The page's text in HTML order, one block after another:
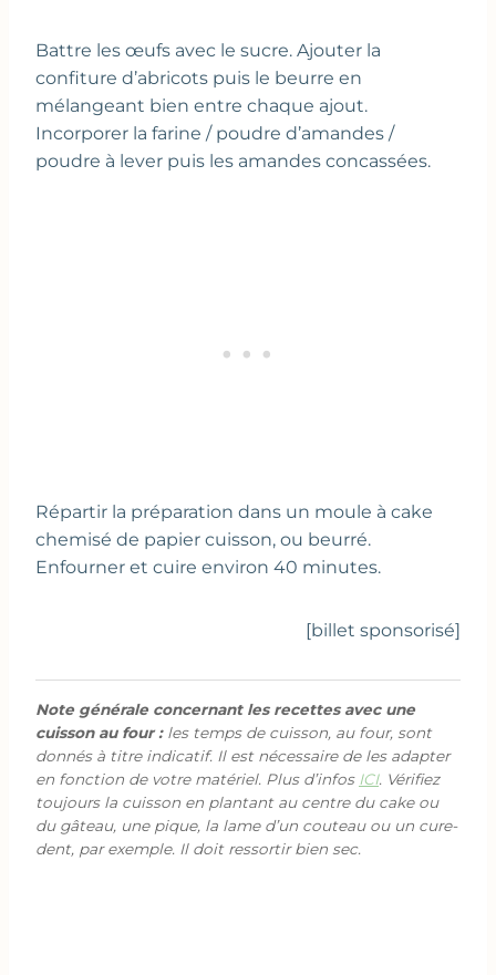
Battre les œufs avec le sucre. Ajouter la
confiture d’abricots puis le beurre en
mélangeant bien entre chaque ajout.
Incorporer la farine / poudre d’amandes /
poudre à lever puis les amandes concassées.
Répartir la préparation dans un moule à cake
chemisé de papier cuisson, ou beurré.
Enfourner et cuire environ 40 minutes.
[billet sponsorisé]
Note générale concernant les recettes avec une
cuisson au four :les temps de cuisson, au four, sont
donnés à titre indicatif. Il est nécessaire de les adapter
en fonction de votre matériel. Plus d’infos ICI. Vérifiez
toujours la cuisson en plantant au centre du cake ou
du gâteau, une pique, la lame d’un couteau ou un cure-
dent, par exemple. Il doit ressortir bien sec.